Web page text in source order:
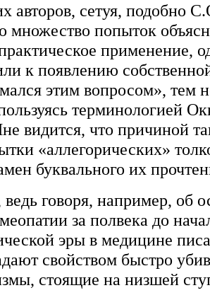
авторов, сетуя, подобно
множество попыток
применение,
к появлению
этим вопросом», тем
терминологией
видится, что причиной
«аллегорических»
буквального их
говоря, например, об
за полвека до
эры в медицине
свойством быстро
стоящие на низшей